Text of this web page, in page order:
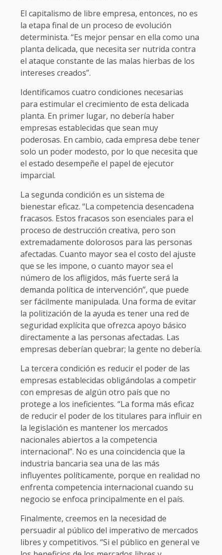
El capitalismo de libre empresa, entonces, no es
la etapa final de un proceso de evolución
determinista. “Es mejor pensar en ella como una
planta delicada, que necesita ser nutrida contra
el ataque constante de las malas hierbas de los
intereses creados”.
Identificamos cuatro condiciones necesarias
para estimular el crecimiento de esta delicada
planta. En primer lugar, no debería haber
empresas establecidas que sean muy
poderosas. En cambio, cada empresa debe tener
solo un poder modesto, por lo que necesita que
el estado desempeñe el papel de ejecutor
imparcial.
La segunda condición es un sistema de
bienestar eficaz. “La competencia desencadena
fracasos. Estos fracasos son esenciales para el
proceso de destrucción creativa, pero son
extremadamente dolorosos para las personas
afectadas. Cuanto mayor sea el costo del ajuste
que se les impone, o cuanto mayor sea el
número de los afligidos, más fuerte será la
demanda política de intervención”, que puede
ser fácilmente manipulada. Una forma de evitar
la politización de la ayuda es tener una red de
seguridad explícita que ofrezca apoyo básico
directamente a las personas afectadas. Las
empresas deberían quebrar; la gente no debería.
La tercera condición es reducir el poder de las
empresas establecidas obligándolas a competir
con empresas de algún otro país que no
protege a los ineficientes. “La forma más eficaz
de reducir el poder de los titulares para influir en
la legislación es mantener los mercados
nacionales abiertos a la competencia
internacional”. No es una coincidencia que la
industria bancaria sea una de las más
influyentes políticamente, porque en realidad no
enfrenta competencia internacional cuando su
negocio se enfoca principalmente en el país.
Finalmente, creemos en la necesidad de
persuadir al público del imperativo de mercados
libres y competitivos. “Si el público en general ve